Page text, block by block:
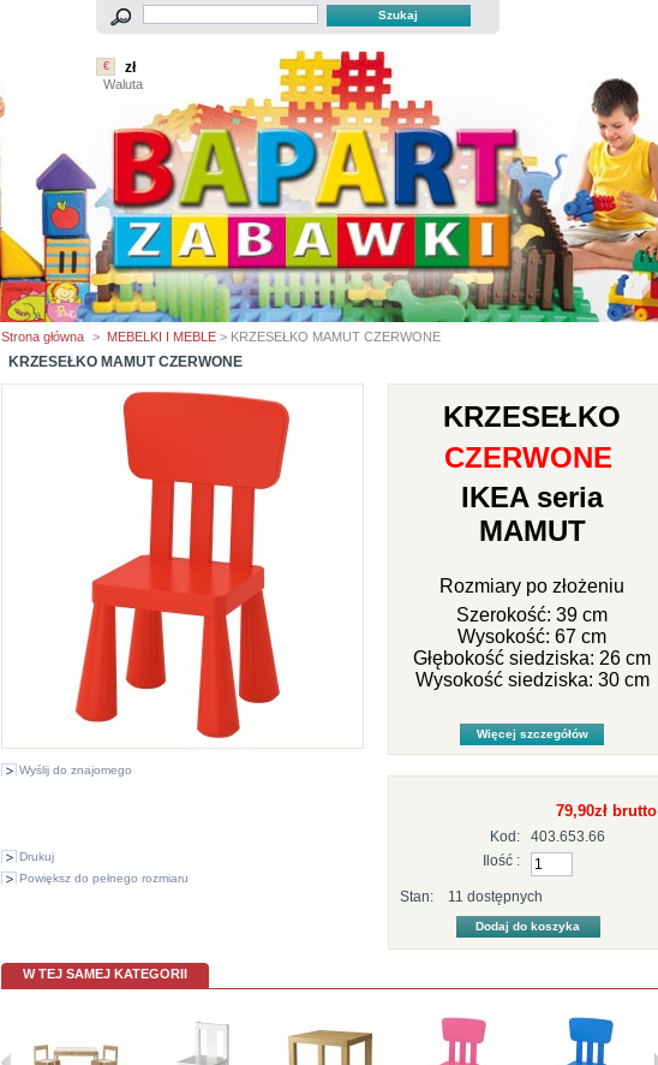
€ zł
Waluta
Strona główna > MEBELKI I MEBLE > KRZESEŁKO MAMUT CZERWONE
KRZESEŁKO MAMUT CZERWONE
Wyślij do znajomego
Drukuj
Powiększ do pełnego rozmiaru
KRZESEŁKO
CZERWONE
IKEA seria
MAMUT
Rozmiary po złożeniu
Szerokość: 39 cm
Wysokość: 67 cm
Głębokość siedziska: 26 cm
Wysokość siedziska: 30 cm
Więcej szczegółów
79,90złbrutto
Kod:
403.653.66
Ilość :
Stan: 11 dostępnych
W TEJ SAMEJ KATEGORII